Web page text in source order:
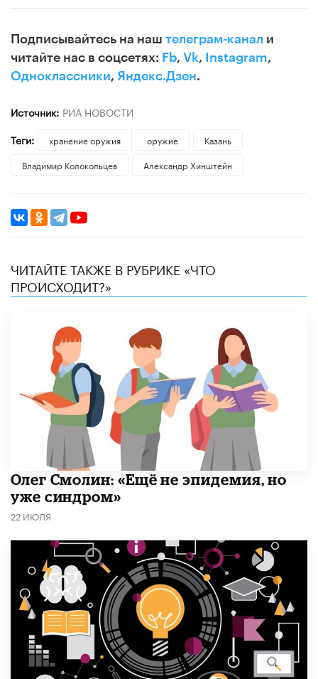
Подписывайтесь на наш телеграм-канал и
читайте нас в соцсетях: Fb, Vk, Instagram,
Одноклассники, Яндекс.Дзен.
Источник: РИА НОВОСТИ
Теги:
хранение оружия оружие
Казань
Владимир Колокольцев
Александр Хинштейн
ЧИТАЙТЕ ТАКЖЕ В РУБРИКЕ «ЧТО
ПРОИСХОДИТ?»
​Олег Смолин: «Ещё не эпидемия, но
уже синдром»
22 ИЮЛЯ